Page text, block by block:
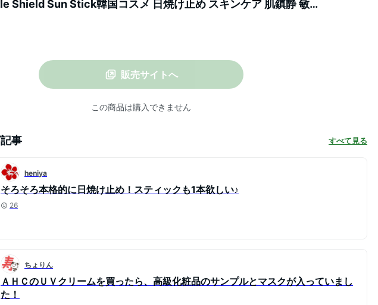
Shield Sun Stick韓国コスメ 日焼け止め スキンケア 肌鎮静 敏感
ア プチプラ 配送無料 [韓国直送]
販売サイトへ
この商品は購入できません
事 すべて見る
heniya
そろそろ本格的に日焼け止め！スティックも1本欲しい♪
26
ちょりん
ＡＨＣのＵＶクリームを買ったら、高級化粧品のサンプルとマスクが入っていまし
た！